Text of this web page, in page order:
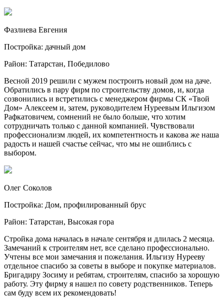
Фазлиева Евгения
Постройка: дачный дом
Район: Татарстан, Победилово
Весной 2019 решили с мужем построить новый дом на даче.
Обратились в пару фирм по строительству домов, и, когда
созвонились и встретились с менеджером фирмы СК «Твой
Дом» Алексеем и, затем, руководителем Нуреевым Ильгизом
Рафкатовичем, сомнений не было больше, что хотим
сотрудничать только с данной компанией. Чувствовали
профессионализм людей, их компетентность и какова же наша
радость и нашей счастье сейчас, что мы не ошиблись с
выбором.
Олег Соколов
Постройка: Дом, профилированный брус
Район: Татарстан, Высокая гора
Стройка дома началась в начале сентября и длилась 2 месяца.
Замечаний к строителям нет, все сделано профессионально.
Учтены все мои замечания и пожелания. Ильгизу Нурееву
отдельное спасибо за советы в выборе и покупке материалов.
Бригадиру Зосиму и ребятам, строителям, спасибо за хорошую
работу. Эту фирму я нашел по совету родственников. Теперь
сам буду всем их рекомендовать!